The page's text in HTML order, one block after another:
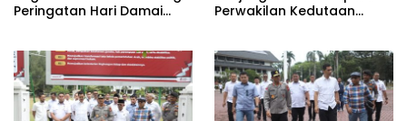
Peringatan Hari Damai
Perwakilan Kedutaan